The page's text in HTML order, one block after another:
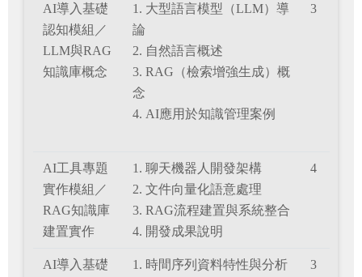
AI導入基礎
認知模組／
LLM與RAG
知識庫概念
1. 大型語言模型（LLM）導
論
2. 自然語言概述
3. RAG（檢索增強生成）概
念
4. AI應用於知識管理案例
3
AI工具專題
實作模組／
RAG知識庫
建置實作
1. 聊天機器人開發架構
2. 文件向量化語意處理
3. RAG流程建置與系統整合
4. 開發成果說明
4
AI導入基礎
1. 時間序列資料特性與分析
3